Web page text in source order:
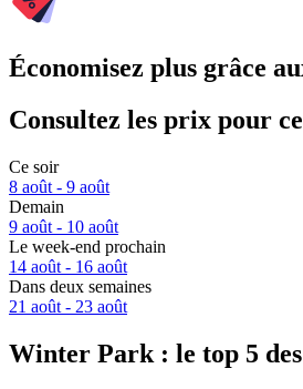
Économisez plus grâce
Consultez les prix pour
Ce soir
8 août - 9 août
Demain
9 août - 10 août
Le week-end prochain
14 août - 16 août
Dans deux semaines
21 août - 23 août
Winter Park : le top 5